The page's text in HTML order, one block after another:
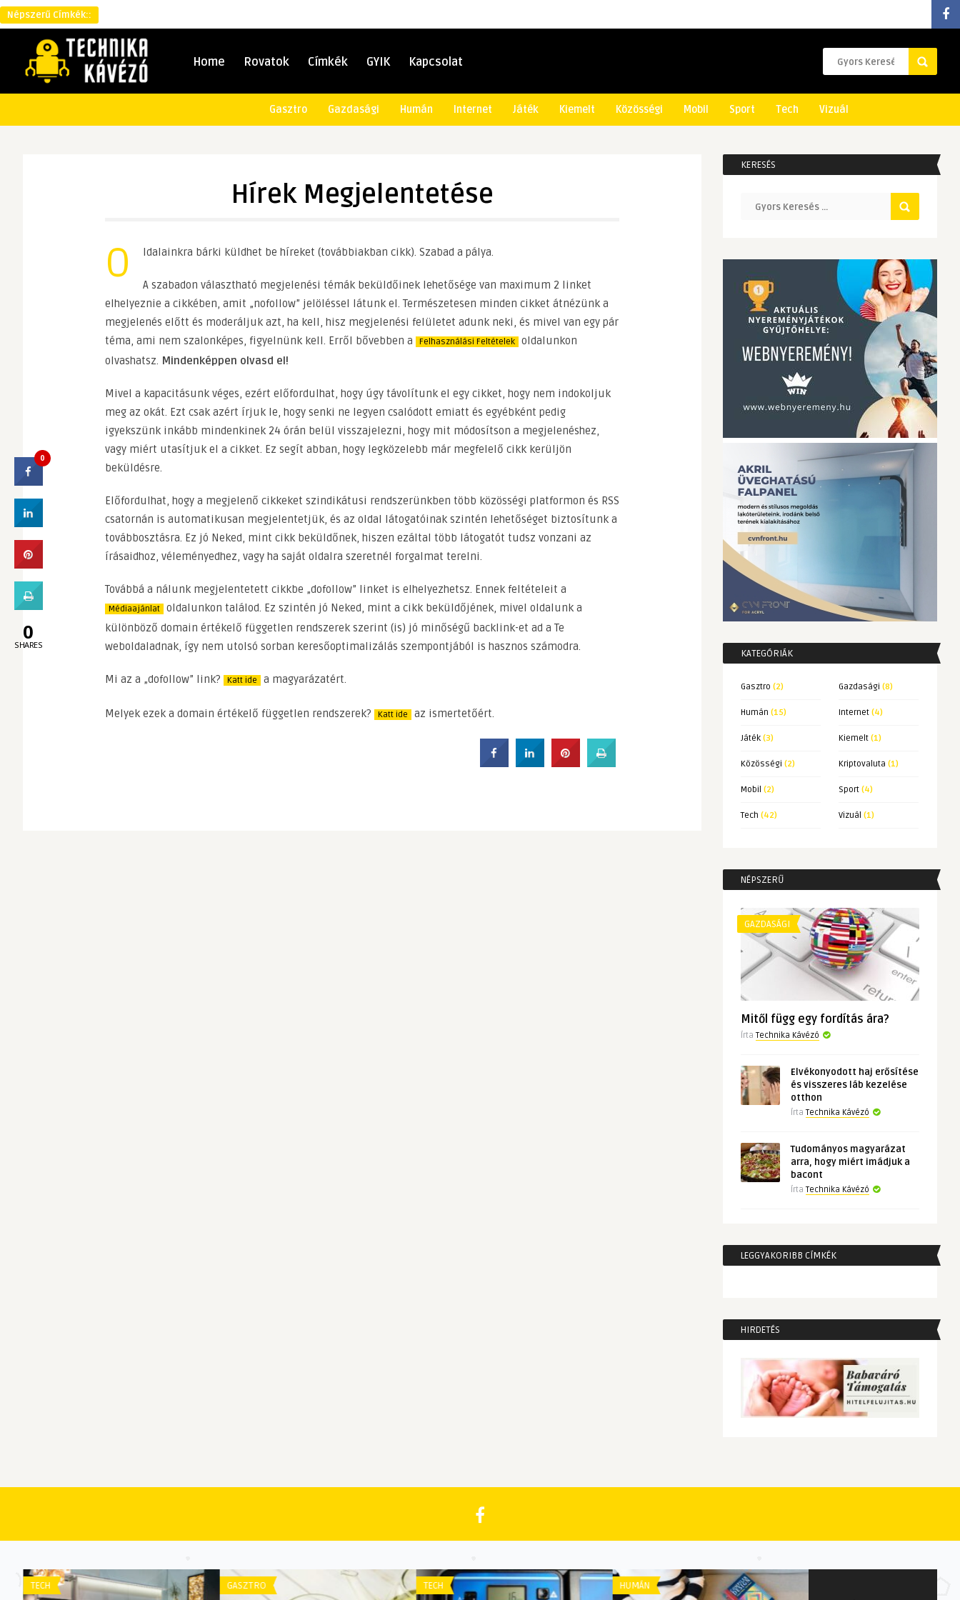
Népszerű Címkék::
Home Rovatok Címkék GYIK Kapcsolat
Gasztro Gazdasági Humán Internet Játék Kiemelt Közösségi Mobil Sport Tech Vizuál
Hírek Megjelentetése
O ldalainkra bárki küldhet be híreket (továbbiakban cikk). Szabad a pálya.
A szabadon választható megjelenési témák beküldőinek lehetősége van maximum 2 linket
elhelyeznie a cikkében, amit „nofollow” jelöléssel látunk el. Természetesen minden cikket átnézünk a
megjelenés előtt és moderáljuk azt, ha kell, hisz megjelenési felületet adunk neki, és mivel van egy pár
téma, ami nem szalonképes, figyelnünk kell. Erről bővebben a
Felhasználási Feltételek oldalunkon
olvashatsz. Mindenképpen olvasd el!
Mivel a kapacitásunk véges, ezért előfordulhat, hogy úgy távolítunk el egy cikket, hogy nem indokoljuk
meg az okát. Ezt csak azért írjuk le, hogy senki ne legyen csalódott emiatt és egyébként pedig
igyekszünk inkább mindenkinek 24 órán belül visszajelezni, hogy mit módosítson a megjelenéshez,
vagy miért utasítjuk el a cikket. Ez segít abban, hogy legközelebb már megfelelő cikk kerüljön
beküldésre.
Előfordulhat, hogy a megjelenő cikkeket szindikátusi rendszerünkben több közösségi platformon és RSS
csatornán is automatikusan megjelentetjük, és az oldal látogatóinak szintén lehetőséget biztosítunk a
továbbosztásra. Ez jó Neked, mint cikk beküldőnek, hiszen ezáltal több látogatót tudsz vonzani az
írásaidhoz, véleményedhez, vagy ha saját oldalra szeretnél forgalmat terelni.
Továbbá a nálunk megjelentetett cikkbe „dofollow” linket is elhelyezhetsz. Ennek feltételeit a
Médiaajánlat oldalunkon találod. Ez szintén jó Neked, mint a cikk beküldőjének, mivel oldalunk a
különböző domain értékelő független rendszerek szerint (is) jó minőségű backlink-et ad a Te
weboldaladnak, így nem utolsó sorban keresőoptimalizálás szempontjából is hasznos számodra.
Mi az a „dofollow” link? Katt ide a magyarázatért.
Melyek ezek a domain értékelő független rendszerek? Katt ide az ismertetőért.
KERESÉS
KATEGÓRIÁK
Gasztro (2) Gazdasági (8)
Humán (15) Internet (4)
Játék (3) Kiemelt (1)
Közösségi (2) Kriptovaluta (1)
Mobil (2) Sport (4)
Tech (42) Vizuál (1)
NÉPSZERŰ
GAZDASÁGI
Mitől függ egy fordítás ára?
Írta Technika Kávézó
Elvékonyodott haj erősítése
és visszeres láb kezelése
otthon
Írta Technika Kávézó
Tudományos magyarázat
arra, hogy miért imádjuk a
bacont
Írta Technika Kávézó
LEGGYAKORIBB CÍMKÉK
HIRDETÉS
TECH GASZTRO TECH HUMÁN
0
0
SHARES